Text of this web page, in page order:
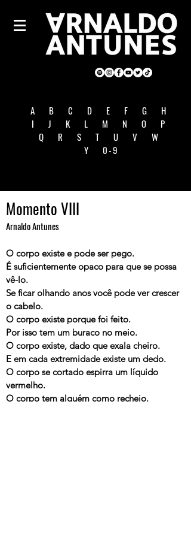
A B C D E F G
H
I
J K L M N O
P
Q
R S T U V
W
Y
0-9
Momento VIII
Arnaldo Antunes
O corpo existe e pode ser pego.
É suficientemente opaco para que se possa
vê-lo.
Se ficar olhando anos você pode ver crescer
o cabelo.
O corpo existe porque foi feito.
Por isso tem um buraco no meio.
O corpo existe, dado que exala cheiro.
E em cada extremidade existe um dedo.
O corpo se cortado espirra um líquido
vermelho.
O corpo tem alguém como recheio.